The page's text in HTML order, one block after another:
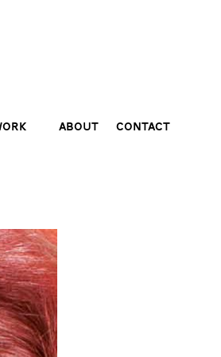
About Contact